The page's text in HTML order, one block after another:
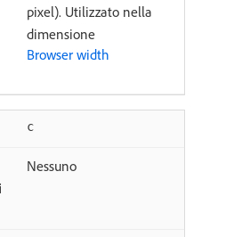
pixel). Utilizzato nella
dimensione
Browser width
c
Nessuno